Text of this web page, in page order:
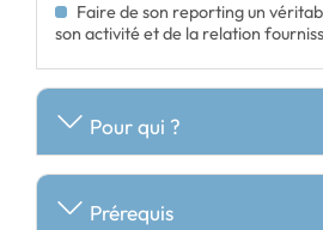
Faire de son reporting un
son activité et de la relation
Pour qui ?
Prérequis